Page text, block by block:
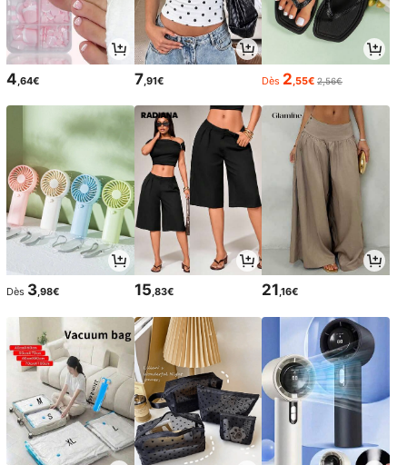
4,64€ 7,91€ Dès 2,55€ 2,56€
Dès 3,98€ 15,83€ 21,16€